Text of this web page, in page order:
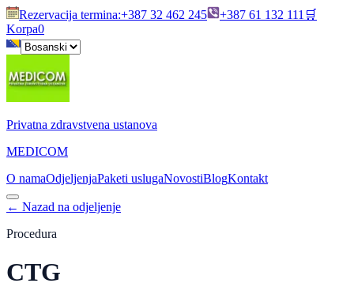
Rezervacija termina:+387 32 462 245 +387 61 132 111 🛒
Korpa0
Privatna zdravstvena ustanova
MEDICOM
O namaOdjeljenjaPaketi uslugaNovostiBlogKontakt
← Nazad na odjeljenje
Procedura
CTG